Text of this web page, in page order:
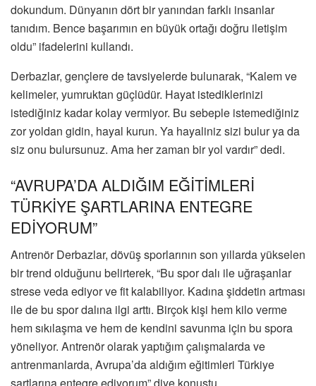
dokundum. Dünyanın dört bir yanından farklı insanlar
tanıdım. Bence başarımın en büyük ortağı doğru iletişim
oldu” ifadelerini kullandı.
Derbazlar, gençlere de tavsiyelerde bulunarak, “Kalem ve
kelimeler, yumruktan güçlüdür. Hayat istediklerinizi
istediğiniz kadar kolay vermiyor. Bu sebeple istemediğiniz
zor yoldan gidin, hayal kurun. Ya hayaliniz sizi bulur ya da
siz onu bulursunuz. Ama her zaman bir yol vardır” dedi.
“AVRUPA’DA ALDIĞIM EĞİTİMLERİ
TÜRKİYE ŞARTLARINA ENTEGRE
EDİYORUM”
Antrenör Derbazlar, dövüş sporlarının son yıllarda yükselen
bir trend olduğunu belirterek, “Bu spor dalı ile uğraşanlar
strese veda ediyor ve fit kalabiliyor. Kadına şiddetin artması
ile de bu spor dalına ilgi arttı. Birçok kişi hem kilo verme
hem sıkılaşma ve hem de kendini savunma için bu spora
yöneliyor. Antrenör olarak yaptığım çalışmalarda ve
antrenmanlarda, Avrupa’da aldığım eğitimleri Türkiye
şartlarına entegre ediyorum” diye konuştu.